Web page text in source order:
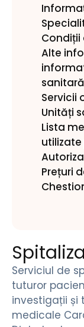
Alte
Servicii
Unități
Lista
Prețuri
Serviciul de
tuturor
investigații și
medicale